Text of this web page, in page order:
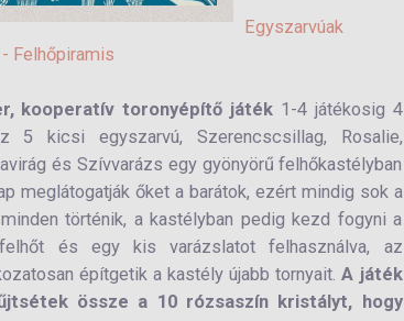
Egyszarvúak
Felhőpiramis
kooperatív toronyépítő játék 1-4 játékosig 4
5 kicsi egyszarvú, Szerencscsillag, Rosalie,
és Szívvarázs egy gyönyörű felhőkastélyban
meglátogatják őket a barátok, ezért mindig sok a
történik, a kastélyban pedig kezd fogyni a
és egy kis varázslatot felhasználva, az
építgetik a kastély újabb tornyait.A játék
össze a 10 rózsaszín kristályt, hogy